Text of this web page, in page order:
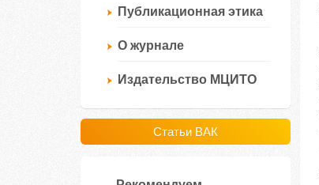
Публикационная этика
О журнале
Издательство МЦИТО
Статьи ВАК